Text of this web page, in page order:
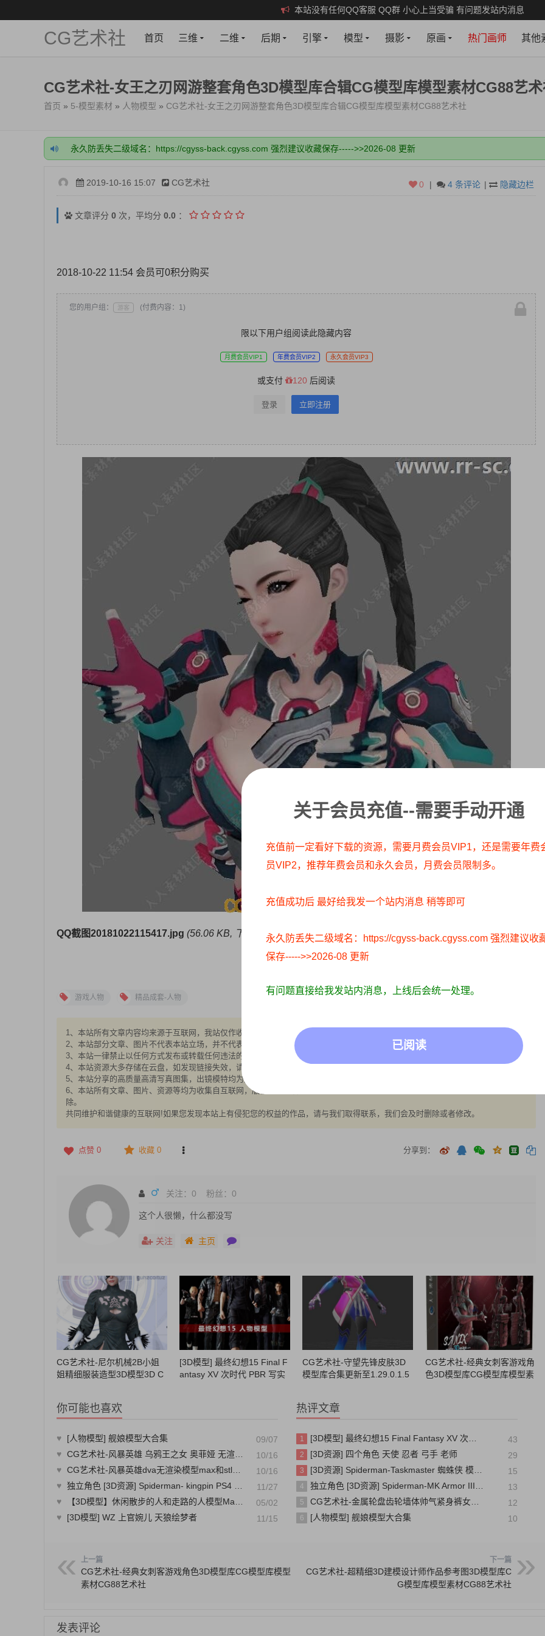
本站没有任何QQ客服 QQ群 小心上当受骗 有问题发站内消息
CG艺术社 首页 三维 二维 后期 引擎 模型 摄影 原画 热门画师 其他
CG艺术社-女王之刃网游整套角色3D模型库合辑CG模型库模型素材CG88艺
首页 » 5-模型素材 » 人物模型 » CG艺术社-女王之刃网游整套角色3D模型库合辑CG模型库模型素材CG88艺术社
永久防丢失二级域名：https://cgyss-back.cgyss.com 强烈建议收藏保存----->>2026-08 更新
网站所有资源--下载后再解压，不要在网盘内解压或打开，会和谐失效，谢谢配合！
网站注册一定要绑定好邮箱，很关键！
开通会员或充值前，一定要看下载的资源，需要什么权限，建议年费会员，月会员限制多些。
永久防丢失二级域名：https://cgyss-back.cgyss.com 强烈建议收藏保存----->>2026-08 更新
网站所有资源--下载后再解压，不要在网盘内解压或打开，会和谐失效，谢谢配合！
2019-10-16 15:07 CG艺术社 | 隐藏边栏
| 4 条评论
0
文章评分 0 次，平均分 0.0 ：
2018-10-22 11:54 会员可0积分购买
您的用户组： 游客 (付费内容：1)
限以下用户组阅读此隐藏内容
月费会员VIP1 年费会员VIP2 永久会员VIP3
或支付 120 后阅读
登录 立即注册
QQ截图20181022115417.jpg (56.06 KB, 下载次数: 0)
游戏人物 精品成套-人物
1、本站所有文章内容均来源于互联网，我站仅作收集整理，VIP/积分赞助/打赏等费用仅为维持网站正常运转;
2、本站部分文章、图片不代表本站立场，并不代表本站赞同其观点和对其真实性负责;
3、本站一律禁止以任何方式发布或转载任何违法的相关信息，访客发现请向站长举报;
4、本站资源大多存储在云盘，如发现链接失效，请联系我们，我们会第一时间更新:
5、本站分享的高质量高清写真图集，出镜模特均为成年女性正常写真无R18内容，仅限用于摄影爱好者提供素材与鉴赏学习;
6、本站所有文章、图片、资源等均为收集自互联网，版权归原作者所有。仅作为个人学习、研究以及欣赏!请在下载后24小时内删
除。
共同维护和谐健康的互联网!如果您发现本站上有侵犯您的权益的作品，请与我们取得联系，我们会及时删除或者修改。
点赞 0 收藏 0 分享到：
关注： 0 粉丝： 0
这个人很懒，什么都没写
关注 主页
CG艺术社-尼尔机械2B小姐
姐精细服装造型3D模型3D C
[3D模型] 最终幻想15 Final F
antasy XV 次时代 PBR 写实
CG艺术社-守望先锋皮肤3D
模型库合集更新至1.29.0.1.5
CG艺术社-经典女刺客游戏角
色3D模型库CG模型库模型素
你可能也喜欢
♥ [人物模型] 舰娘模型大合集
09/07
♥ CG艺术社-风暴英雄 乌鸦王之女 奥菲娅 无渲染模型max格式3 D各类模型素材CG88艺术社
10/16
♥ CG艺术社-风暴英雄dva无渲染模型max和stl格式3 D各类模型素材CG88艺术社
10/16
♥ 独立角色 [3D资源] Spiderman- kingpin PS4 蜘蛛侠中枢销 西服 胖子
11/27
♥
【3D模型】休闲散步的人和走路的人模型Marlin Studio – Casual Walking & Standing people
05/02
♥
[3D模型] WZ 上官婉儿 天狼绘梦者 11/15
热评文章
1 [3D模型] 最终幻想15 Final Fantasy XV 次时代 PBR 写实人物角色模型 43
2 [3D资源] 四个角色 天使 忍者 弓手 老师 29
3 [3D资源] Spiderman-Taskmaster 蜘蛛侠 模仿大师 装甲 15
4 独立角色 [3D资源] Spiderman-MK Armor III PS4 MK装甲三号 蜘蛛侠 13
5 CG艺术社-金属轮盘齿轮墙体帅气紧身裤女孩3D模3D CG模型库模型素材CG88艺术社 12
6 [人物模型] 舰娘模型大合集 10
上一篇
CG艺术社-经典女刺客游戏角色3D模型库CG模型库模型
素材CG88艺术社
下一篇
CG艺术社-超精细3D建模设计师作品参考图3D模型库C
G模型库模型素材CG88艺术社
发表评论
关于会员充值--需要手动开通
充值前一定看好下载的资源，需要月费会员VIP1，还是需要年费
员VIP2，推荐年费会员和永久会员，月费会员限制多。
充值成功后 最好给我发一个站内消息 稍等即可
永久防丢失二级域名：https://cgyss-back.cgyss.com 强烈建议收
保存----->>2026-08 更新
有问题直接给我发站内消息，上线后会统一处理。
已阅读